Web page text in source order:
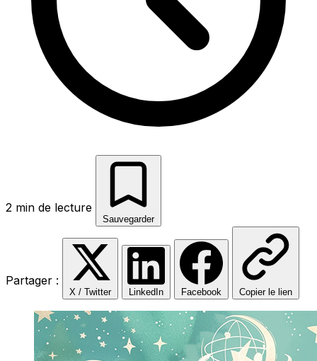
2 min de lecture
Sauvegarder
Partager :
X / Twitter LinkedIn Facebook Copier le lien